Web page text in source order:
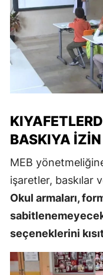
BASKIYA
MEB
işaretler, baskılar
Okul armaları,
seçeneklerini